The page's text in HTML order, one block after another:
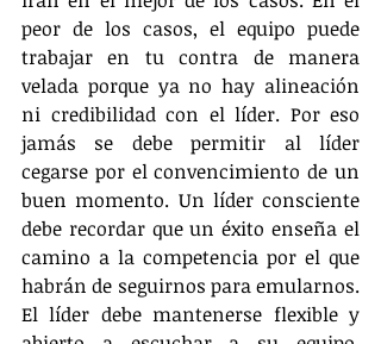
peor de los casos, el equipo puede
trabajar en tu contra de manera
velada porque ya no hay alineación
ni credibilidad con el líder. Por eso
jamás se debe permitir al líder
cegarse por el convencimiento de un
buen momento. Un líder consciente
debe recordar que un éxito enseña el
camino a la competencia por el que
habrán de seguirnos para emularnos.
El líder debe mantenerse flexible y